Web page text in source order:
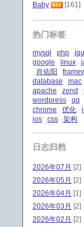
Baby
[161]
热门标签
mysql php
google
linux
肖佑阳
database
mac
apache
zend
wordpress
qq
chrome
优化
ios
css 架构
日志归档
2026年07月 [2]
2026年05月 [2]
2026年04月 [1]
2026年03月 [2]
2026年02月 [2]